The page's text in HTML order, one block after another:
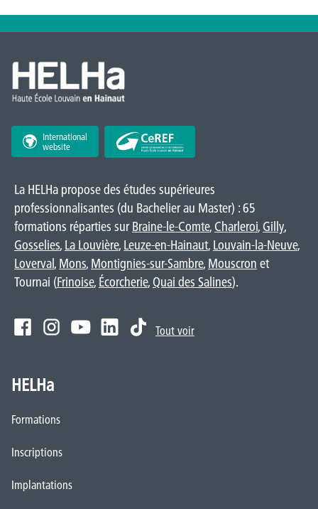
International
website
La HELHa propose des études supérieures
professionnalisantes (du Bachelier au Master) : 65
formations réparties surBraine-le-Comte, Charleroi, Gilly,
Gosselies, La Louvière, Leuze-en-Hainaut, Louvain-la-Neuve,
Loverval, Mons, Montignies-sur-Sambre, Mouscron et
Tournai (Frinoise, Écorcherie, Quai des Salines).
Tout voir
HELHa
Formations
Inscriptions
Implantations